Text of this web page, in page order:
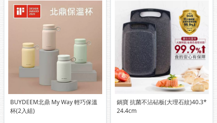
BUYDEEM北鼎 My Way 輕巧保溫
杯(2入組)
鍋寶 抗菌不沾砧板(大理石紋)40.3*
24.4cm